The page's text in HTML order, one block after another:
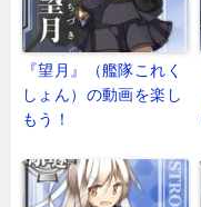
『望月』（艦隊これく
しょん）の動画を楽し
もう！